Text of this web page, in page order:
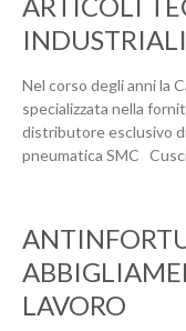
INDUSTRIALI
Nel corso degli anni la
specializzata nella
distributore esclusivo
pneumatica SMC
LAVORO